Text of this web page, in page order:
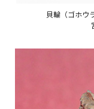
貝輪（ゴホウ